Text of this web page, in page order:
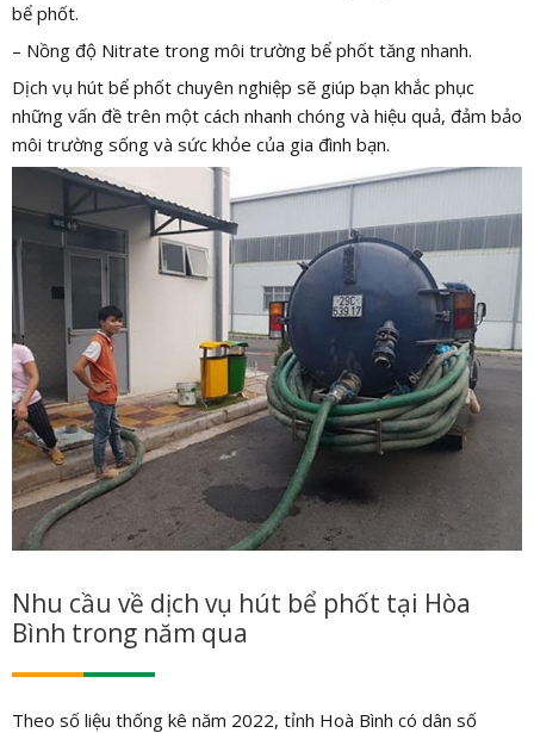
bể phốt.
– Nồng độ Nitrate trong môi trường bể phốt tăng nhanh.
Dịch vụ hút bể phốt chuyên nghiệp sẽ giúp bạn khắc phục
những vấn đề trên một cách nhanh chóng và hiệu quả, đảm bảo
môi trường sống và sức khỏe của gia đình bạn.
Nhu cầu về dịch vụ hút bể phốt tại Hòa
Bình trong năm qua
Theo số liệu thống kê năm 2022, tỉnh Hoà Bình có dân số